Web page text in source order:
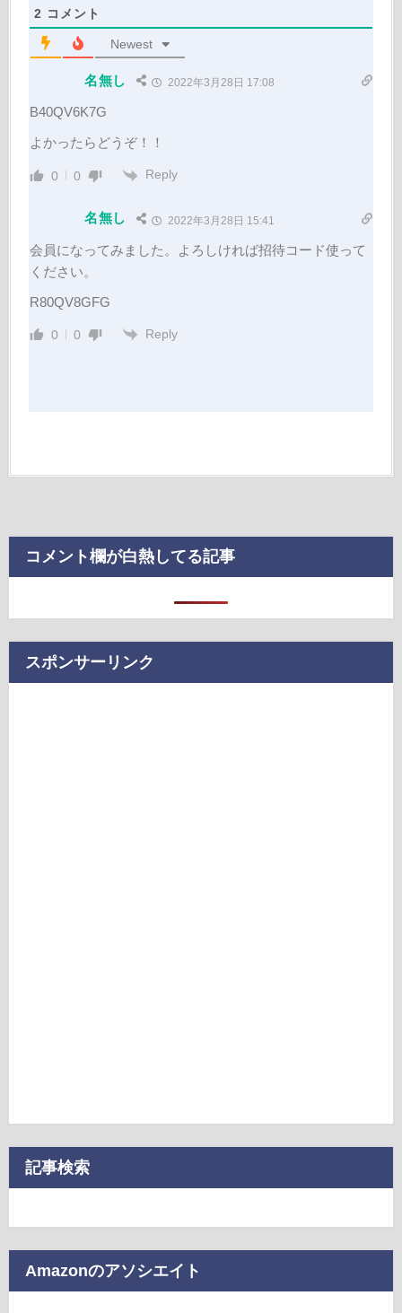
2 コメント
Newest
名無し 2022年3月28日 17:08
B40QV6K7G
よかったらどうぞ！！
0 0 Reply
名無し 2022年3月28日 15:41
会員になってみました。よろしければ招待コード使って
ください。
R80QV8GFG
0 0 Reply
コメント欄が白熱してる記事
スポンサーリンク
記事検索
Amazonのアソシエイト